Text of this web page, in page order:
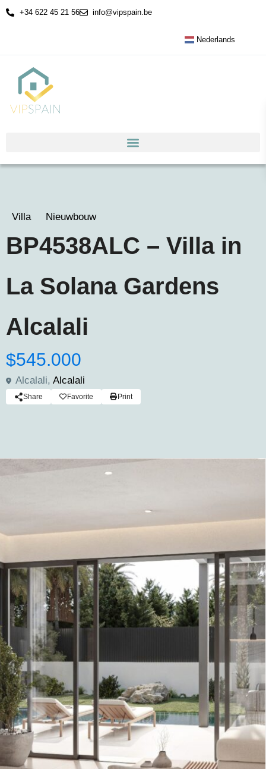
+34 622 45 21 56 info@vipspain.be
Nederlands
Villa Nieuwbouw
BP4538ALC – Villa in
La Solana Gardens
Alcalali
$545.000
Alcalali, Alcalali
Share Favorite Print